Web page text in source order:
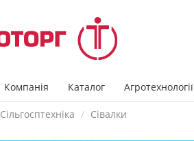
Компанія Каталог Агротехнології
Сільгосптехніка Сівалки